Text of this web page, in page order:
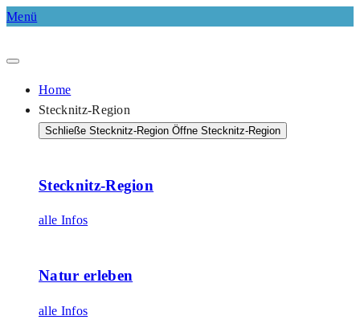
Menü
Home
Stecknitz-Region
Schließe Stecknitz-Region Öffne Stecknitz-Region
Stecknitz-Region
alle Infos
Natur erleben
alle Infos